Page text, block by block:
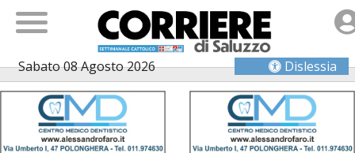
Sabato 08 Agosto 2026 Dislessia